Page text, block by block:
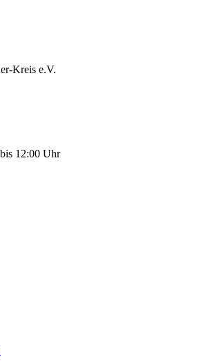
Kreis e.V.
12:00 Uhr